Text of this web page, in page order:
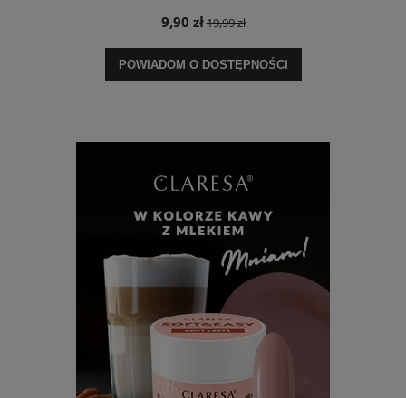
9,90 zł19,99 zł
POWIADOM O DOSTĘPNOŚCI